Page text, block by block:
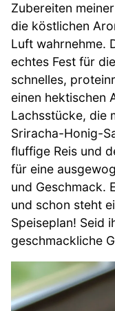
Zubereiten
die köstlichen
Luft wahrnehme.
echtes Fest für
schnelles,
einen hektischen
Lachsstücke, die
Sriracha-Honig-
fluffige Reis und
für eine
und Geschmack.
und schon steht
Speiseplan! Seid
geschmackliche